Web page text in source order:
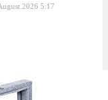
2026 5:17